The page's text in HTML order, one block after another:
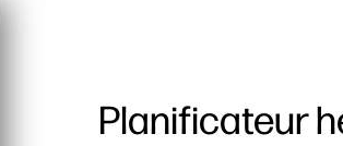
Planificateur